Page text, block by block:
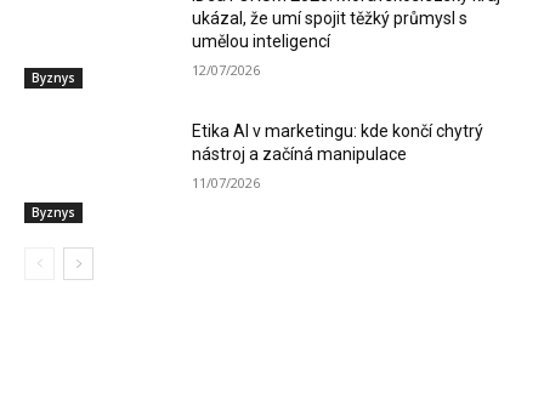
Byznys
ukázal, že umí spojit těžký průmysl s
umělou inteligencí
12/07/2026
Byznys
Etika AI v marketingu: kde končí chytrý
nástroj a začíná manipulace
11/07/2026